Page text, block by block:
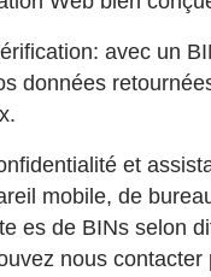
avec un
données
et
mobile, de
es de BINs selon
nous